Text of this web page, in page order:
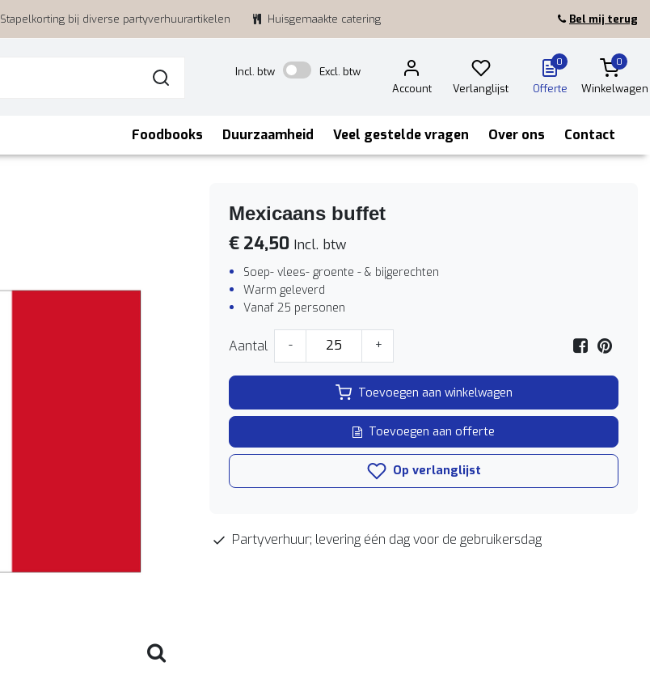
Stapelkorting bij diverse partyverhuurartikelen Huisgemaakte catering Bel mij terug
Incl. btw
Excl. btw
Account
Verlanglijst
0
Offerte
0
Winkelwagen
Foodbooks Duurzaamheid Veel gestelde vragen Over ons Contact
Mexicaans buffet
€ 24,50 Incl. btw
Soep- vlees- groente - & bijgerechten
Warm geleverd
Vanaf 25 personen
Aantal - +
Toevoegen aan winkelwagen
Toevoegen aan offerte
Op verlanglijst
Partyverhuur; levering één dag voor de gebruikersdag